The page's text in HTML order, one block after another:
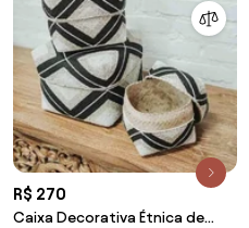
R$ 270
Caixa Decorativa Étnica de